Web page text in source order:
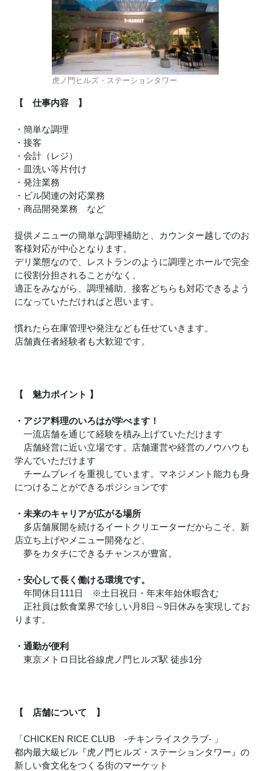
虎ノ門ヒルズ・ステーションタワー
【 仕事内容 】
・簡単な調理
・接客
・会計（レジ）
・皿洗い等片付け
・発注業務
・ビル関連の対応業務
・商品開発業務 など
提供メニューの簡単な調理補助と、カウンター越しでのお
客様対応が中心となります。
デリ業態なので、レストランのように調理とホールで完全
に役割分担されることがなく、
適正をみながら、調理補助、接客どちらも対応できるよう
になっていただければと思います。
慣れたら在庫管理や発注なども任せていきます。
店舗責任者経験者も大歓迎です。
【 魅力ポイント 】
・アジア料理のいろはが学べます！
一流店舗を通じて経験を積み上げていただけます
店舗経営に近い立場です。店舗運営や経営のノウハウも
学んでいただけます
チームプレイを重視しています。マネジメント能力も身
につけることができるポジションです
・未来のキャリアが広がる場所
多店舗展開を続けるイートクリエーターだからこそ、新
店立ち上げやメニュー開発など、
夢をカタチにできるチャンスが豊富。
・安心して長く働ける環境です。
年間休日111日 ※土日祝日・年末年始休暇含む
正社員は飲食業界で珍しい月8日～9日休みを実現してお
ります。
・通勤が便利
東京メトロ日比谷線虎ノ門ヒルズ駅 徒歩1分
【 店舗について 】
「CHICKEN RICE CLUB -チキンライスクラブ- 」
都内最大級ビル『虎ノ門ヒルズ・ステーションタワー』の
新しい食文化をつくる街のマーケット